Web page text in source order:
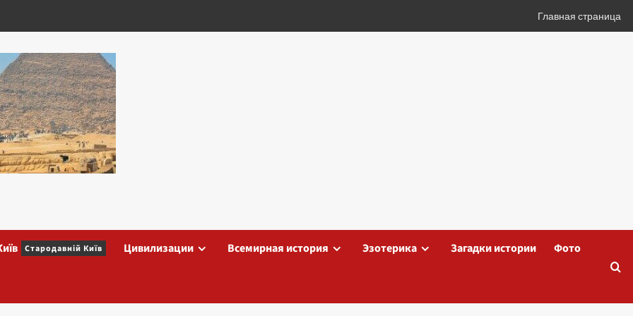
Главная страница
Стародавній Київ Цивилизации Всемирная история Эзотерика Загадки истории Фото